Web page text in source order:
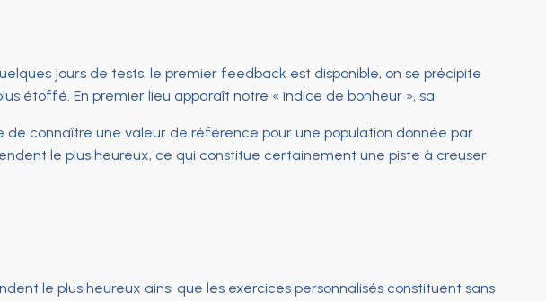
jours de tests, le premier feedback est disponible, on se précipite
étoffé. En premier lieu apparaît notre « indice de bonheur », sa
de connaître une valeur de référence pour une population donnée par
le plus heureux, ce qui constitue certainement une piste à creuser
le plus heureux ainsi que les exercices personnalisés constituent sans